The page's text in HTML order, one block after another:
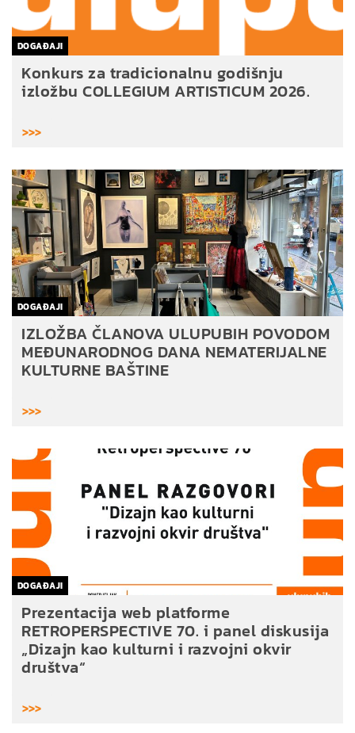
DOGAĐAJI
Konkurs za tradicionalnu godišnju
izložbu COLLEGIUM ARTISTICUM 2026.
>>>
DOGAĐAJI
IZLOŽBA ČLANOVA ULUPUBIH POVODOM
MEĐUNARODNOG DANA NEMATERIJALNE
KULTURNE BAŠTINE
>>>
DOGAĐAJI
Prezentacija web platforme
RETROPERSPECTIVE 70. i panel diskusija
„Dizajn kao kulturni i razvojni okvir
društva“
>>>